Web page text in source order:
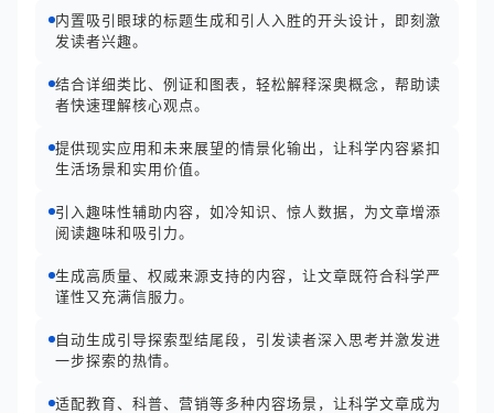
内置吸引眼球的标题生成和引人入胜的开头设计，即刻激
发读者兴趣。
结合详细类比、例证和图表，轻松解释深奥概念，帮助读
者快速理解核心观点。
提供现实应用和未来展望的情景化输出，让科学内容紧扣
生活场景和实用价值。
引入趣味性辅助内容，如冷知识、惊人数据，为文章增添
阅读趣味和吸引力。
生成高质量、权威来源支持的内容，让文章既符合科学严
谨性又充满信服力。
自动生成引导探索型结尾段，引发读者深入思考并激发进
一步探索的热情。
适配教育、科普、营销等多种内容场景，让科学文章成为